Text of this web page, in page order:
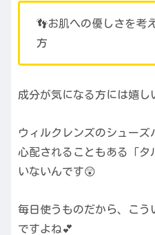
👣お肌への優しさを考
方
成分が気になる方には嬉し
ウィルクレンズのシュー
心配されることもある「タ
いないんです😲
毎日使うものだから、こう
ですよね💕